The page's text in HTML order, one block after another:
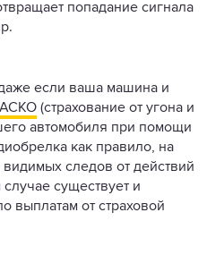
попадание сигнала
если ваша машина и
(страхование от угона и
автомобиля при помощи
как правило, на
видимых следов от действий
существует и
выплатам от страховой